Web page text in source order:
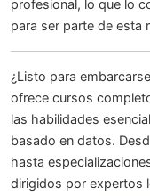
profesional, lo que lo
para ser parte de esta
¿Listo para
ofrece cursos
las habilidades
basado en datos.
hasta
dirigidos por expertos